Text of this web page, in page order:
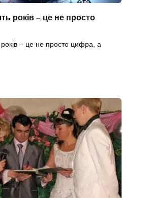
років – це не просто
років – це не просто цифра, а